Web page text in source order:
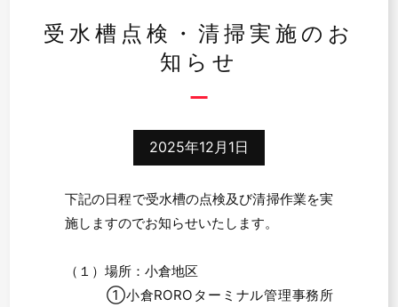
受水槽点検・清掃実施のお
知らせ
2025年12月1日
下記の日程で受水槽の点検及び清掃作業を実
施しますのでお知らせいたします。
（１）場所：小倉地区
①小倉ROROターミナル管理事務所